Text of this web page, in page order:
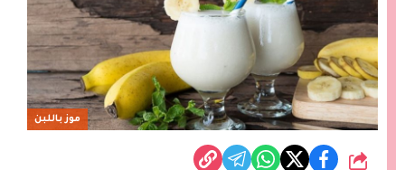
موز باللبن
شارك